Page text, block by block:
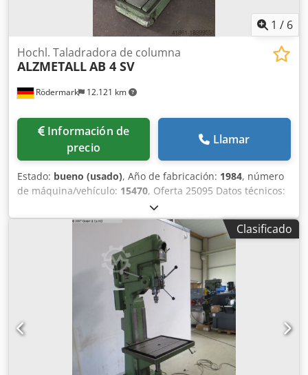
1 / 6
Rödermark 12.121 km
Hochl. Taladradora de columna
ALZMETALLAB 4 SV
Información de
precio
Llamar
Estado: bueno (usado), Año de fabricación: 1984, número
de máquina/vehículo: 15470, Oferta 25095 Datos técnicos:
- Capacidad de perforación en acero ST 60 40 mm -
Capacidad de perforación en acero ST 60 50 mm -
Portahusillo de taladro MK 4 - Carrera del husillo de
perforación 180 mm - Velocidad del husillo de perforación
regulable de forma continua mediante engranaje. - Nivel 1
50 - 175 rpm - Nivel 2 175 - 640 rpm - Proyección 330 mm -
3 avances 0,1 - 0,2 - 0,3 rpm - Mesa con 2 ranuras en T 720
x 360 mm - Altura de la mesa regulable mediante
cremallera y manivela. - máx. mesa de distancia – husillo
de perforación aprox. 780 milímetros - Máx. Distancia
entre la placa base mecanizada y el husillo de perforación
aprox. 1250 milímetros - Sistema de refrigeración -
Clasificado